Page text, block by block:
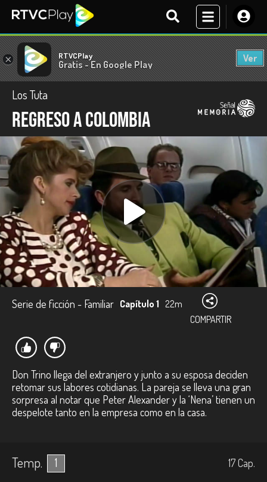
× RTVCPlay
Gratis - En Google Play
Ver
Los Tuta
Regreso a Colombia
Serie de ficción - Familiar Capítulo 1 22m
COMPARTIR
Don Trino llega del extranjero y junto a su esposa deciden
retomar sus labores cotidianas. La pareja se lleva una gran
sorpresa al notar que Peter Alexander y la ‘Nena’ tienen un
despelote tanto en la empresa como en la casa.
Temp. 1 17Cap.